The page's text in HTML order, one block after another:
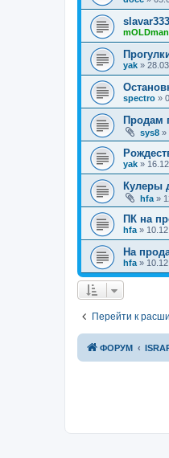
mOLDman
yak »
spectro »
Продам
sys8 »
yak »
Кулеры
hfa »
ПК на
hfa »
На
hfa »
Перейти к
ФОРУМ